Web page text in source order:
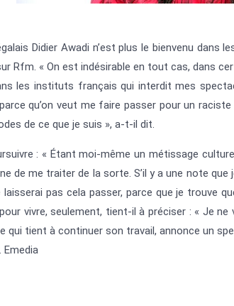
Didier Awadi n’est plus le bienvenu dans
Rfm. « On est indésirable en tout cas, dans
les instituts français qui interdit mes
qu’on veut me faire passer pour un
de ce que je suis », a-t-il dit.
: « Étant moi-même un métissage
de me traiter de la sorte. S’il y a une note que
pas cela passer, parce que je trouve
vivre, seulement, tient-il à préciser : « Je ne
qui tient à continuer son travail, annonce un
Emedia